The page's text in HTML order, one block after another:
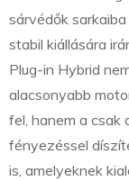
sárvédők
stabil kiállására
Plug-in Hybrid
alacsonyabb
fel, hanem a csak
fényezéssel
is, amelyeknek